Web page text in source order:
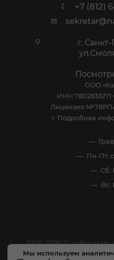
Мы используем
+7 (812)
г.
ООО
ИНН 7802833271
Лицензия
г. Подробная
Пн-Пт:
Сб:
Вс:
2005-2026 © -
специализированных